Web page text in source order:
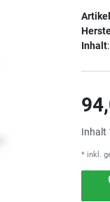
Inhalt:
Inhalt
* inkl.